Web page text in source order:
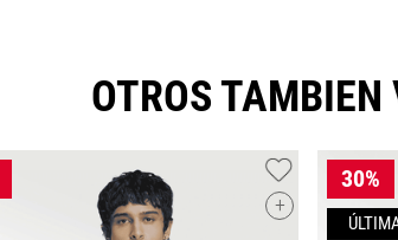
OTROS TAMBIEN
+